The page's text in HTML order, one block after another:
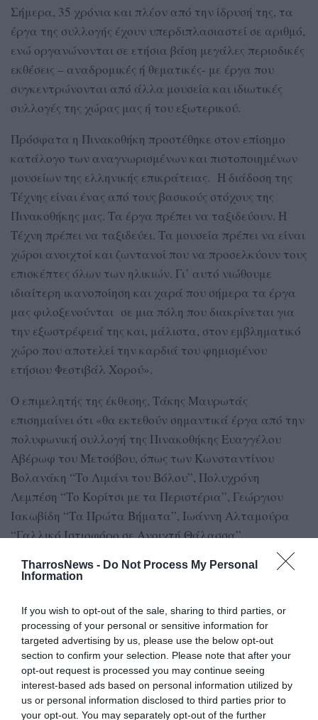
TharrosNews - Do Not Process My Personal
Information
If you wish to opt-out of the sale, sharing to third parties, or
processing of your personal or sensitive information for
targeted advertising by us, please use the below opt-out
section to confirm your selection. Please note that after your
opt-out request is processed you may continue seeing
interest-based ads based on personal information utilized by
us or personal information disclosed to third parties prior to
your opt-out. You may separately opt-out of the further
Σήμερα, 35 χρόνια και πλέον από την ίδρυσή της, τα
έργα της συλλογής έχουν υπερδιπλασιαστεί σε αριθμό,
ενώ οργανώνονται σε ετήσια βάση μεγάλες περιοδικές
εκθέσεις – αναδρομικές ή θεματικές- με έργα που
συγκεντρώνονται από άλλα μουσεία και ιδιωτικές
συλλογές της χώρας μας ή του εξωτερικού.
Πρόσφατα η Πινακοθήκη προστέθηκε στον επίσημο
κατάλογο των αναγνωρισμένων και πιστοποιημένων
μουσείων της ελληνικής επικράτειας. Η διάδοση της
Τέχνης είναι ένας από τους βασικούς στόχους της
Πινακοθήκης μας. Τα έργα πρέπει να ταξιδεύουν. Η
Τέχνη πρέπει να ταξιδεύει. Τα μουσεία πρέπει να είναι
χώροι ανοιχτοί και ζωντανοί που να προσελκύουν τους
επισκέπτες όλων των ηλικιών. Γι’ αυτό νιώθουμε
ιδιαίτερη ικανοποίηση και χαρά που σήμερα τα έργα
μας φιλοξενούνται σε μια πόλη που διακρίνεται για
την εξωστρέφειά της και, μάλιστα, στον εμβληματικό
χώρο που αποτελεί την καρδιά του φημισμένου
ετήσιου Φεστιβάλ Χορού».
Ο επιμελητής της έκθεσης, Τάκης Μαυρωτάς
επισημαίνει ότι «θα εκτεθούν σημαντικά έργα από την
πολυφωνική συλλογή της Πινακοθήκης Ευαγγέλου
Αβέρωφ του Μετσόβου, όπως των Κωνσταντίνου
Βολανάκη “Το Λιμάνι του Βόλου”, Πολυχρόνη
Λεμπέση “Το Κορίτσι με τα Περιστέρια”, Γεώργιου
Ιακωβίδη “Τα Πρώτα Βήματα”, Ιωάννη Αλταμούρα
“Γαλλικό Ιστιοφόρο σε Ανοιχτή Θάλασσα”,
Λασκαρίδου “Μονή Καισαριανής” Λυκούργου
Νίκου Χατζηκυριάκου-Γκίκα “Αναπαυόμενος Άνδρας”
έως των Γιώργου Βακαλό “Κορμοί Δέντρων”, Ηλία
Δεκουλάκου “Πύργοι στο Φλομοχώρι ένα Μεσημέρι
του Γυαλιστή”, Μιχάλη Κατζουράκη “Ολλανδία”,
Μάριου Σπηλιόπουλου “Είκοσι Προσευχές για το
Μέτσοβο” μεταξύ των άλλων, που μας διδάσκουν